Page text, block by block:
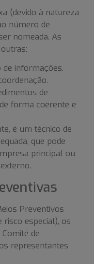
(devido à natureza
número de
nomeada. As
de informações.
de
forma coerente e
é um técnico de
que pode
principal ou
Preventivos
especial), os
de
representantes